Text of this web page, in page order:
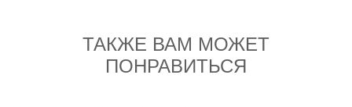
ТАКЖЕ ВАМ МОЖЕТ
ПОНРАВИТЬСЯ